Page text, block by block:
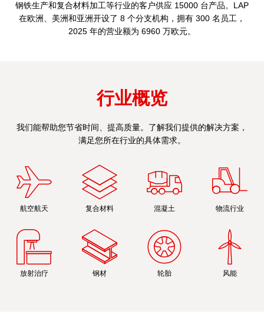
钢铁生产和复合材料加工等行业的客户供应 15000 台产品。LAP
在欧洲、美洲和亚洲开设了 8 个分支机构，拥有 300 名员工，
2025 年的营业额为 6960 万欧元。
行业概览
我们能帮助您节省时间、提高质量。了解我们提供的解决方案，
满足您所在行业的具体需求。
航空航天 复合材料 混凝土 物流行业
放射治疗 钢材 轮胎 风能